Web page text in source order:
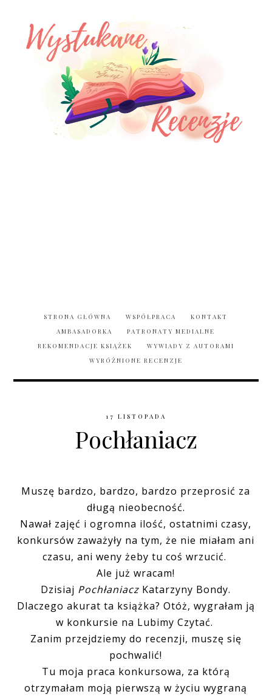
STRONA GŁÓWNA WSPÓŁPRACA
KONTAKT
AMBASADORKA
PATRONATY MEDIALNE
REKOMENDACJE KSIĄŻEK
WYWIADY Z AUTORAMI
WYRÓŻNIONE RECENZJE
17 LISTOPADA
Pochłaniacz
Muszę bardzo, bardzo, bardzo przeprosić za
długą nieobecność.
Nawał zajęć i ogromna ilość, ostatnimi czasy,
konkursów zaważyły na tym, że nie miałam ani
czasu, ani weny żeby tu coś wrzucić.
Ale już wracam!
Dzisiaj Pochłaniacz Katarzyny Bondy.
Dlaczego akurat ta książka? Otóż, wygrałam ją
w konkursie na Lubimy Czytać.
Zanim przejdziemy do recenzji, muszę się
pochwalić!
Tu moja praca konkursowa, za którą
otrzymałam moją pierwszą w życiu wygraną